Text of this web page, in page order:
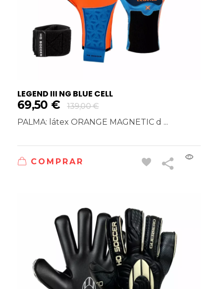
LEGEND III NG BLUE CELL
69,50 € 139,00€
PALMA: látex ORANGE MAGNETIC d ...
COMPRAR